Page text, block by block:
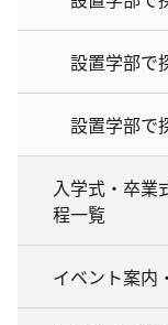
設置学部で
設置学部で
入学式・卒業
程一覧
イベント案内